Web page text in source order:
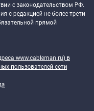
с законодательством РФ.
с редакцией не более трети
прямой
www.cableman.ru) в
пользователей сети